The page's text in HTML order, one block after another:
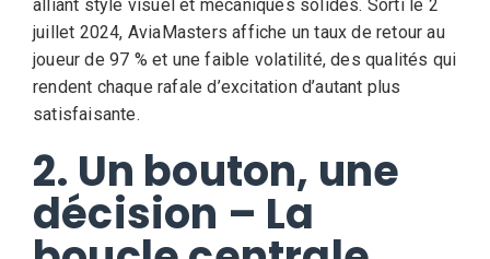
alliant style visuel et mécaniques solides. Sorti le 2
juillet 2024, AviaMasters affiche un taux de retour au
joueur de 97 % et une faible volatilité, des qualités qui
rendent chaque rafale d’excitation d’autant plus
satisfaisante.
2. Un bouton, une
décision – La